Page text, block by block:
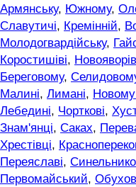
Армянську, Южному,
Славутичі, Кремінній,
Молодогвардійську,
Коростишіві,
Береговому,
Малині, Лимані, Новому
Лебедині, Чорткові,
Знам'янці, Саках,
Хрестівці,
Переяславі,
Первомайський,